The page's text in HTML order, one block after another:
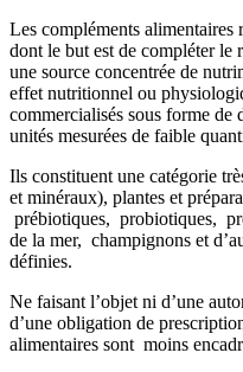
Les compléments alimentaires
dont le but est de compléter le
une source concentrée de
effet nutritionnel ou
commercialisés sous forme de
unités mesurées de faible
Ils constituent une catégorie
et minéraux), plantes et
prébiotiques, probiotiques,
de la mer, champignons et
définies.
Ne faisant l’objet ni d’une
d’une obligation de
alimentaires sont moins